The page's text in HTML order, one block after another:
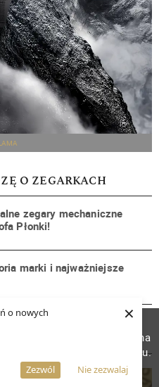
o nowych
Nie zezwalaj
Zezwól
×
O ZEGARKACH
zegary mechaniczne
Płonki!
marki i najważniejsze
korzystamy z plików
iż wyrażasz zgodę na
w Twoim urządzeniu.
Więcej informacji